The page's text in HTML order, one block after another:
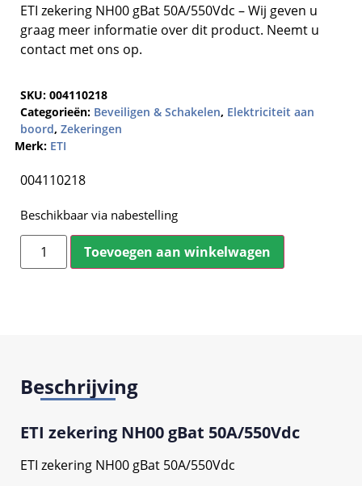
ETI zekering NH00 gBat 50A/550Vdc – Wij geven u
graag meer informatie over dit product. Neemt u
contact met ons op.
SKU: 004110218
Categorieën: Beveiligen & Schakelen, Elektriciteit aan
boord, Zekeringen
Merk: ETI
004110218
Beschikbaar via nabestelling
Toevoegen aan winkelwagen
Beschrijving
ETI zekering NH00 gBat 50A/550Vdc
ETI zekering NH00 gBat 50A/550Vdc